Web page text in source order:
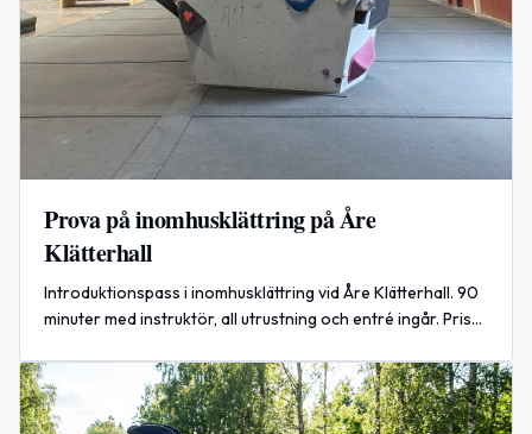
Prova på inomhusklättring på Åre
Klätterhall
Introduktionspass i inomhusklättring vid Åre Klätterhall. 90
minuter med instruktör, all utrustning och entré ingår. Pris